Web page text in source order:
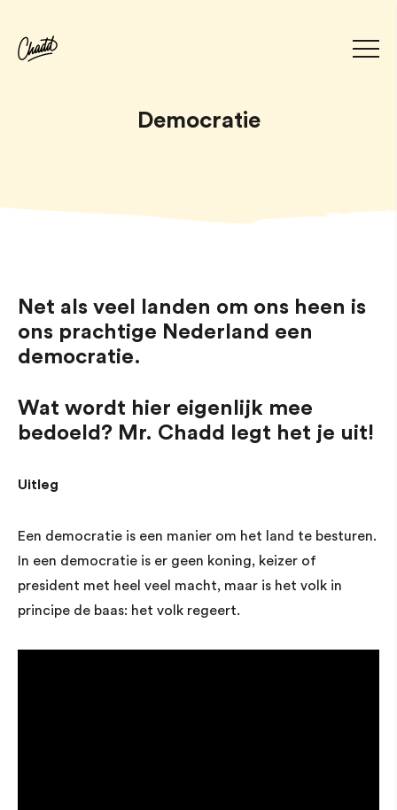
Democratie
Net als veel landen om ons heen is
ons prachtige Nederland een
democratie.
Wat wordt hier eigenlijk mee
bedoeld? Mr. Chadd legt het je uit!
Uitleg
Een democratie is een manier om het land te besturen.
In een democratie is er geen koning, keizer of
president met heel veel macht, maar is het volk in
principe de baas: het volk regeert.